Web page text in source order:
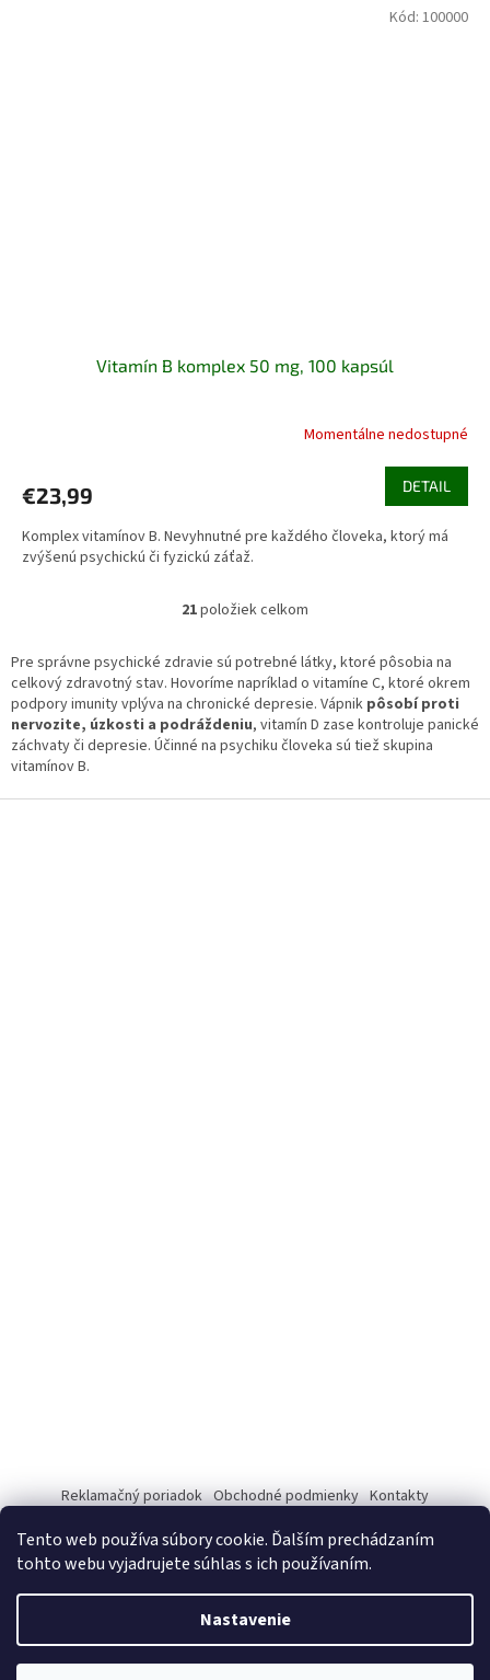
Tento web používa súbory cookie. Ďalším prechádzaním
tohto webu vyjadrujete súhlas s ich používaním.
Nastavenie
Vitamín B komplex 50 mg, 100 kapsúl
je
z
5
Momentálne nedostupné
€23,99 DETAIL
Komplex vitamínov B. Nevyhnutné pre každého človeka, ktorý má
zvýšenú psychickú či fyzickú záťaž.
Kód: 100000
O
l
á
d
a
c
p
21položiek celkom
Pre správne psychické zdravie sú potrebné látky, ktoré pôsobia na
celkový zdravotný stav. Hovoríme napríklad o vitamíne C, ktoré okrem
podpory imunity vplýva na chronické depresie. Vápnik pôsobí proti
nervozite, úzkosti a podráždeniu, vitamín D zase kontroluje panické
záchvaty či depresie. Účinné na psychiku človeka sú tiež skupina
vitamínov B.
Reklamačný poriadok Obchodné podmienky Kontakty
Copyright 2026www.vitaminyprezdravie.sk. Všetky práva